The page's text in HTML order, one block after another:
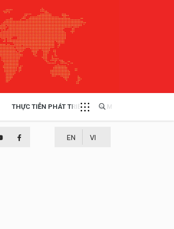
THỰC TIỄN PHÁT TRIỂN MULTIMEDIA
EN VI